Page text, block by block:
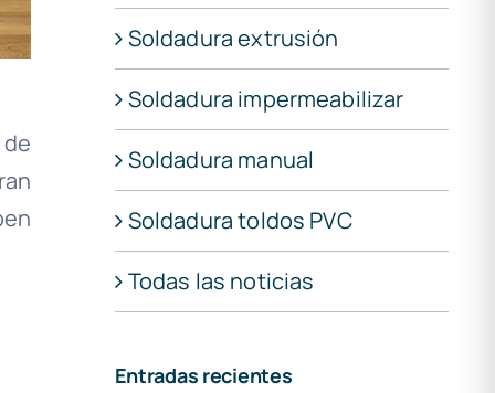
Soldadura extrusión
Soldadura impermeabilizar
Soldadura manual
Soldadura toldos PVC
Todas las noticias
Entradas recientes